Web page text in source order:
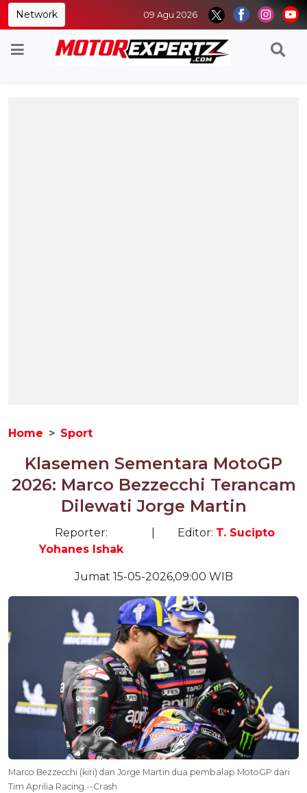
Network 09 Agu 2026
Home Sport
Klasemen Sementara MotoGP
2026: Marco Bezzecchi Terancam
Dilewati Jorge Martin
Reporter:
Yohanes Ishak
Editor: T. Sucipto
Jumat 15-05-2026,09:00 WIB
Marco Bezzecchi (kiri) dan Jorge Martin dua pembalap MotoGP dari
Tim Aprilia Racing.--Crash